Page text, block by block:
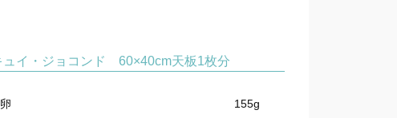
ュイ・ジョコンド 60×40cm天板1枚分
155g